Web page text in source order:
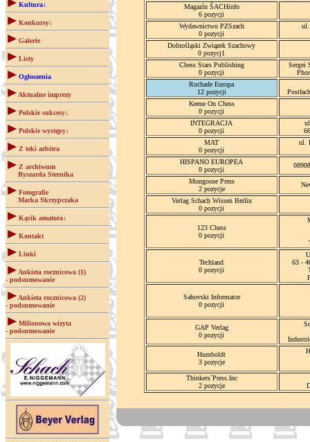
Kultura↓
Konkursy↓
Galerie
Listy
Ogłoszenia
Aktualne imprezy
Polskie sukcesy↓
Polskie występy↓
Z teki arbitra
Z archiwum
Ryszarda Sternika
Fotografie
Marka Skrzypczaka
Kącik amatora↓
Kontakt
Linki
Ankieta rocznicowa (1)
- podsumowanie
Ankieta rocznicowa (2)
- podsumowanie
Milionowa wizyta
- podsumowanie
Magazín ŠACHinfo
6 pozycji
Wydawnictwo PZSzach
0 pozycji
ul.
Dolnośląski Związek Szachowy
0 pozycj1
Chess Stars Publishing
0 pozycji
Sergei
Rochade Europa
12 pozycji
Keene On Chess
0 pozycji
INTEGRACJA
0 pozycji
MAT
0 pozycji
ul.
HISPANO EUROPEA
0 pozycji
Mongoose Press
2 pozycje
Verlag Schach Wissen Berlin
0 pozycji
123 Chess
0 pozycji
Techland
0 pozycji
63 -
Sahovski Informator
0 pozycji
GAP Verlag
0 pozycji
Humboldt
3 pozycje
Thinkers`Press.Inc
2 pozycje